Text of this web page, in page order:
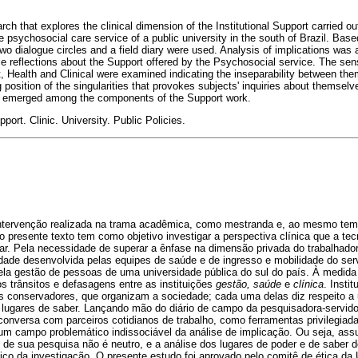
that explores the clinical dimension of the Institutional Support carried
psychosocial care service of a public university in the south of Brazil.
dialogue circles and a field diary were used. Analysis of implications was
reflections about the Support offered by the Psychosocial service. The
Health and Clinical were examined indicating the inseparability between
position of the singularities that provokes subjects' inquiries about
among the components of the Support work.
Clinic. University. Public Policies.
realizada na trama acadêmica, como mestranda e, ao mesmo
presente texto tem como objetivo investigar a perspectiva clínica que a
Pela necessidade de superar a ênfase na dimensão privada do
desenvolvida pelas equipes de saúde e de ingresso e mobilidade do
gestão de pessoas de uma universidade pública do sul do país. À
trânsitos e defasagens entre as instituições gestão, saúde e clínica.
conservadores, que organizam a sociedade; cada uma delas diz respeito
de saber. Lançando mão do diário de campo da pesquisadora-
com parceiros cotidianos de trabalho, como ferramentas
campo problemático indissociável da análise de implicação. Ou seja,
sua pesquisa não é neutro, e a análise dos lugares de poder e de saber